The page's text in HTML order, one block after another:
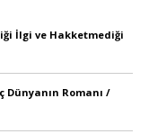
İlgi ve Hakketmediği
Dünyanın Romanı /